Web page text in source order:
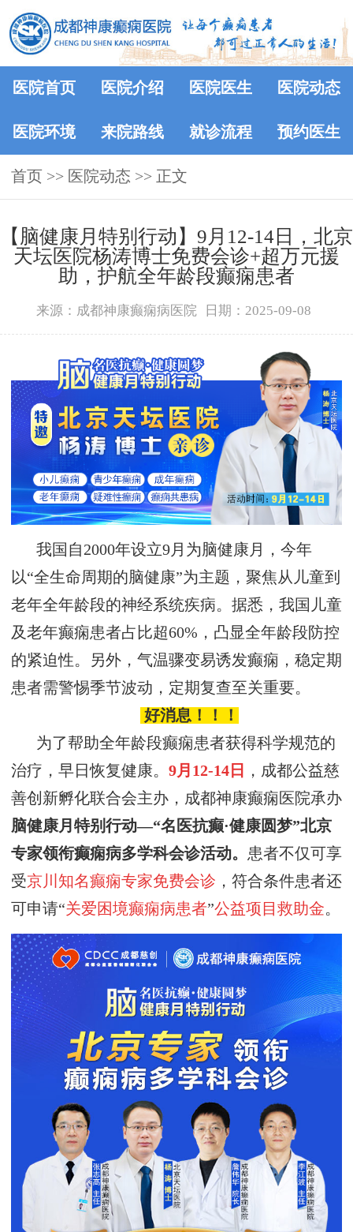
医院首页 医院介绍 医院医生 医院动态
医院环境 来院路线 就诊流程 预约医生
首页 >> 医院动态 >> 正文
【脑健康月特别行动】9月12-14日，北京
天坛医院杨涛博士免费会诊+超万元援
助，护航全年龄段癫痫患者
来源：成都神康癫痫病医院 日期：2025-09-08
我国自2000年设立9月为脑健康月，今年
以“全生命周期的脑健康”为主题， ‌聚焦从儿童到
老年全年龄段的神经系统疾病。据悉，我国儿童
及老年癫痫患者占比超60%，凸显全年龄段防控
的紧迫性。
另外，气温骤变易诱发癫痫，稳定期
患者需警惕季节波动，定期复查至关重要。
好消息！！！
为了帮助全年龄段癫痫患者获得科学规范的
治疗，早日恢复健康。 9月12-14日 ， 成都公益慈
善创新孵化联合会主办， 成都神康癫痫医院承办
脑健康月 特别行动—“名医抗癫·健康圆梦”北京
专家领衔癫痫病多学科会诊活动。 患者不仅可享
受京川知名癫痫专家免费会诊 ，符合条件患者还
可申请“关爱困境癫痫病患者”公益项目救助金。